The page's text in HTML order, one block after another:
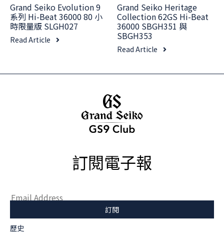
Grand Seiko Evolution 9
系列 Hi-Beat 36000 80 小
時限量版 SLGH027
Read Article
Grand Seiko Heritage
Collection 62GS Hi-Beat
36000 SBGH351 與
SBGH353
Read Article
歷史
訂閱電子報